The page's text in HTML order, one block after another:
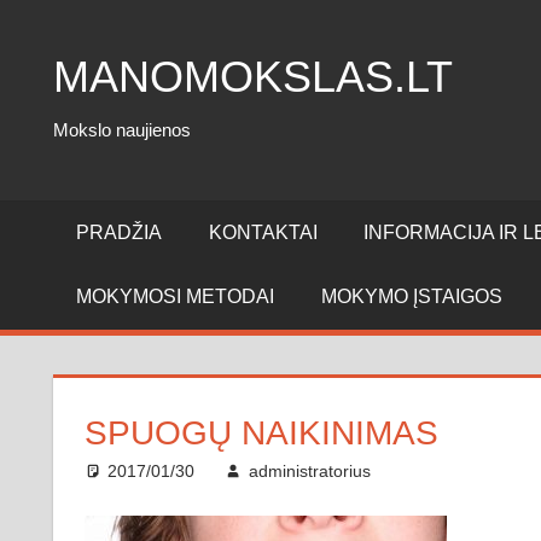
contentMANOMOKSLAS.LT
Mokslo naujienos
PRADŽIA KONTAKTAI INFORMACIJA IR
MOKYMOSI METODAI MOKYMO ĮSTAIGOS
SPUOGŲ NAIKINIMAS
2017/01/30 administratorius